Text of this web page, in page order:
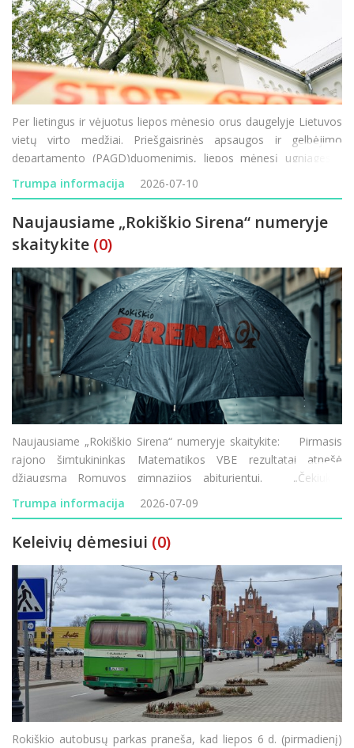
Per lietingus ir vėjuotus liepos mėnesio orus daugelyje Lietuvos
vietų virto medžiai. Priešgaisrinės apsaugos ir gelbėjimo
departamento (PAGD)duomenimis, liepos mėnesį ugniagesiai
gelbėtojai jau atliko 208 darbus, susijusius su nuvirtusių medžių
ant važiuojamosios kelio dalies ir kitų vietų
Trumpa informacija 2026-07-10
Naujausiame „Rokiškio Sirena“ numeryje
skaitykite (0)
Naujausiame „Rokiškio Sirena“ numeryje skaitykite: Pirmasis
rajono šimtukininkas Matematikos VBE rezultatai atnešė
džiaugsmą Romuvos gimnazijos abiturientui. „Čekiukų“
skandalas Rokiškyje Prokuratūra iš dar š
Trumpa informacija 2026-07-09
Keleivių dėmesiui (0)
Rokiškio autobusų parkas praneša, kad liepos 6 d. (pirmadienį)